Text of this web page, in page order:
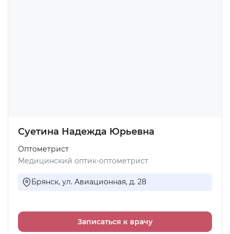
Суетина Надежда Юрьевна
Оптометрист
Медицинский оптик-оптометрист
Брянск, ул. Авиационная, д. 28
Записаться к врачу